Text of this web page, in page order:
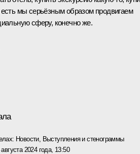
мы серьёзным образом продвигаем
сферу, конечно же.
Новости, Выступления и стенограммы
августа 2024 года, 13:50